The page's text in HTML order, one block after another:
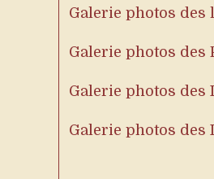
Galerie photos
Galerie photos
Galerie photos des
Galerie photos des